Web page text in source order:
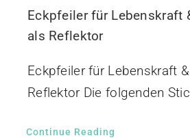
Eckpfeiler für Lebenskraft
als Reflektor
Eckpfeiler für Lebenskraft
Reflektor Die folgenden
Continue Reading